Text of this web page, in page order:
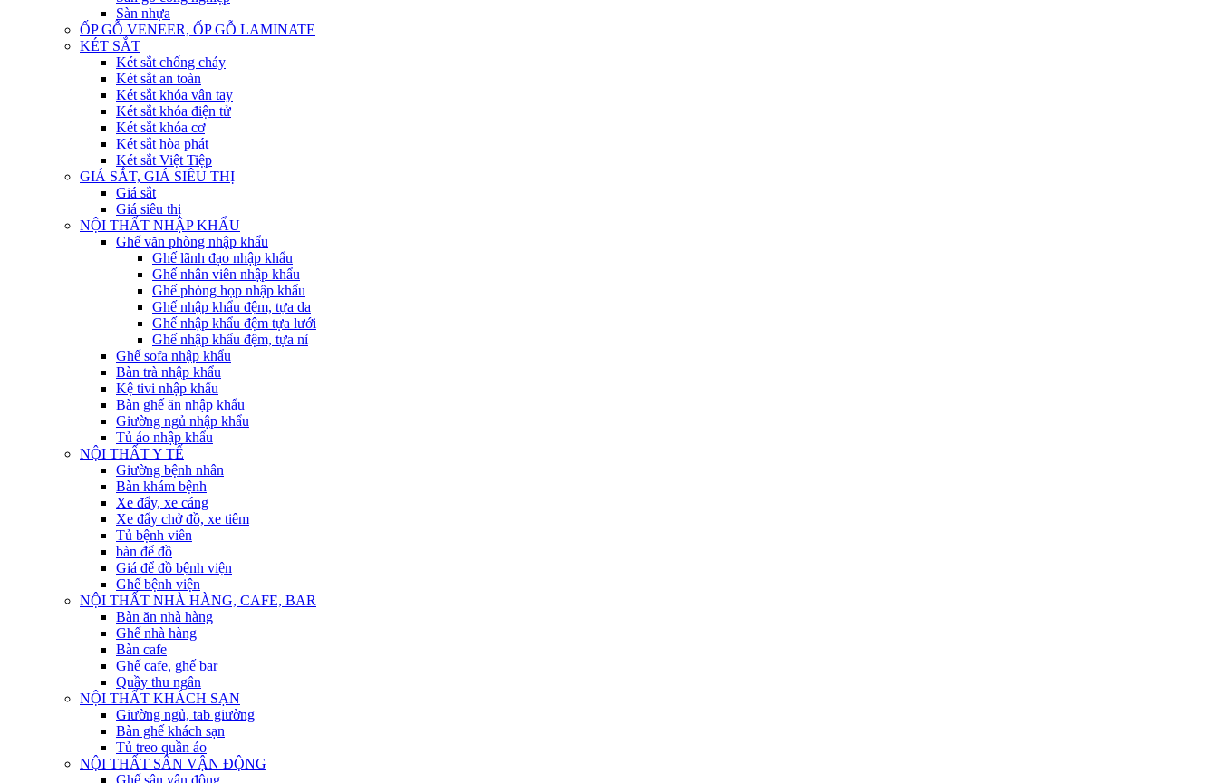
Sàn nhựa
ỐP GỖ VENEER, ỐP GỖ LAMINATE
KÉT SẮT
Két sắt chống cháy
Két sắt an toàn
Két sắt khóa vân tay
Két sắt khóa điện tử
Két sắt khóa cơ
Két sắt hòa phát
Két sắt Việt Tiệp
GIÁ SẮT, GIÁ SIÊU THỊ
Giá sắt
Giá siêu thị
NỘI THẤT NHẬP KHẨU
Ghế văn phòng nhập khẩu
Ghế lãnh đạo nhập khẩu
Ghế nhân viên nhập khẩu
Ghế phòng họp nhập khẩu
Ghế nhập khẩu đệm, tựa da
Ghế nhập khẩu đệm tựa lưới
Ghế nhập khẩu đệm, tựa nỉ
Ghế sofa nhập khẩu
Bàn trà nhập khẩu
Kệ tivi nhập khẩu
Bàn ghế ăn nhập khẩu
Giường ngủ nhập khẩu
Tủ áo nhập khẩu
NỘI THẤT Y TẾ
Giường bệnh nhân
Bàn khám bệnh
Xe đẩy, xe cáng
Xe đẩy chở đồ, xe tiêm
Tủ bệnh viên
bàn để đồ
Giá để đồ bệnh viện
Ghế bệnh viện
NỘI THẤT NHÀ HÀNG, CAFE, BAR
Bàn ăn nhà hàng
Ghế nhà hàng
Bàn cafe
Ghế cafe, ghế bar
Quầy thu ngân
NỘI THẤT KHÁCH SẠN
Giường ngủ, tab giường
Bàn ghế khách sạn
Tủ treo quần áo
NỘI THẤT SÂN VẬN ĐỘNG
Ghế sân vận động